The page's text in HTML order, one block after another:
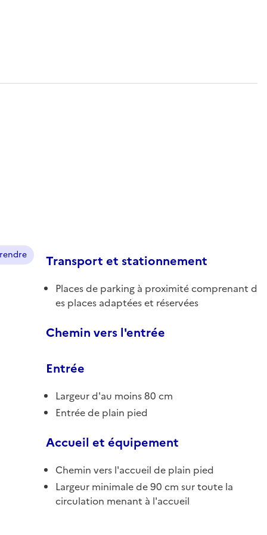
Transport et stationnement
Places de parking à proximité comprenant d
es places adaptées et réservées
Chemin vers l'entrée
Entrée
Largeur d'au moins 80 cm
Entrée de plain pied
Accueil et équipement
Chemin vers l'accueil de plain pied
Largeur minimale de 90 cm sur toute la
circulation menant à l'accueil